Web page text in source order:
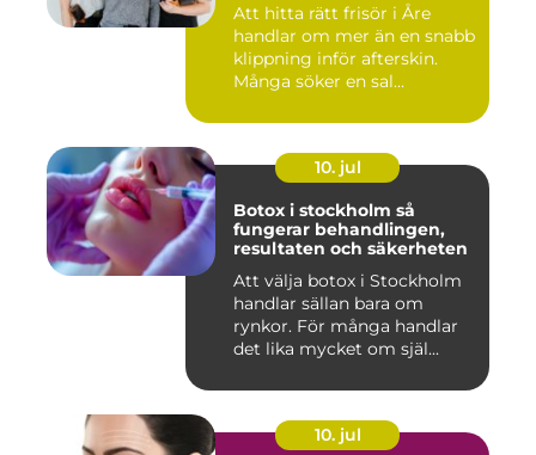
Att hitta rätt frisör i Åre
handlar om mer än en snabb
klippning inför afterskin.
Många söker en sal...
10. jul
Botox i stockholm så
fungerar behandlingen,
resultaten och säkerheten
Att välja botox i Stockholm
handlar sällan bara om
rynkor. För många handlar
det lika mycket om själ...
10. jul